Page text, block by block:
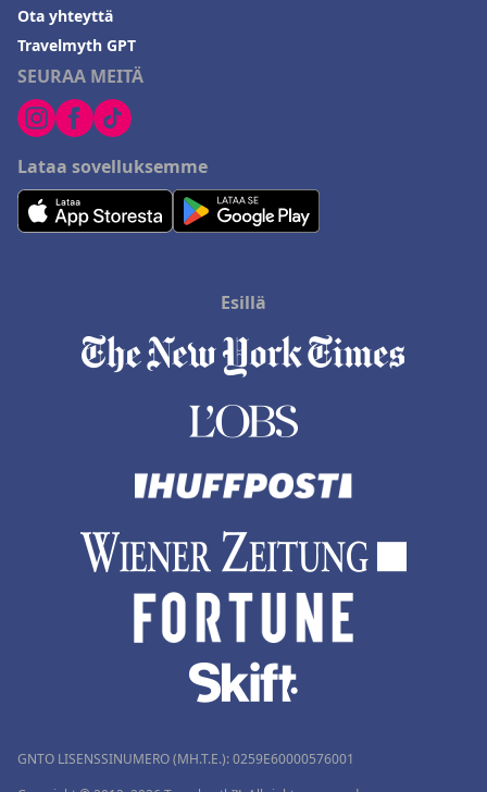
SEURAA MEITÄ
Lataa sovelluksemme
Ota yhteyttä
Travelmyth GPT
Esillä
GNTO LISENSSINUMERO (MH.T.E.): 0259Ε60000576001